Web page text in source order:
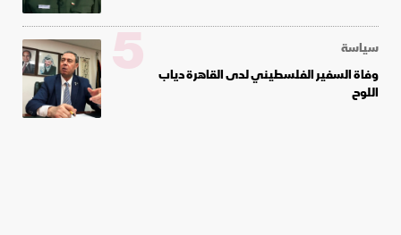
سياسة
وفاة السفير الفلسطيني لدى القاهرة دياب
اللوح
5